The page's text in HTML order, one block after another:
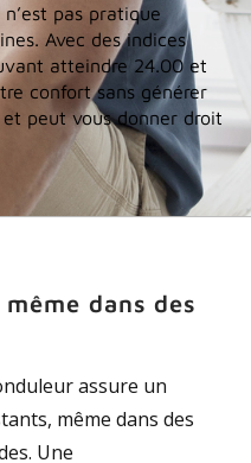
pas pratique
Avec des indices
atteindre 24.00 et
confort sans générer
et peut vous donner droit
dans des
assure un
même dans des
Une